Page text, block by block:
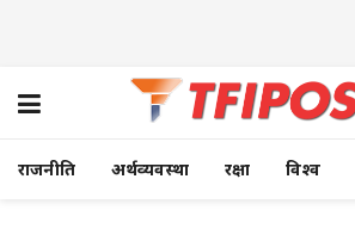
राजनीति अर्थव्यवस्था रक्षा विश्व